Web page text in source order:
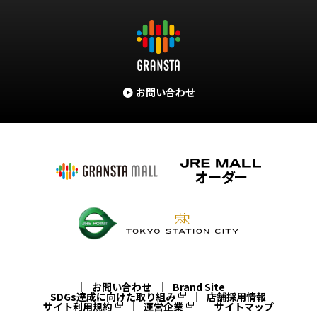
お問い合わせ
お問い合わせ Brand Site
SDGs達成に向けた取り組み 店舗採用情報
サイト利用規約 運営企業 サイトマップ